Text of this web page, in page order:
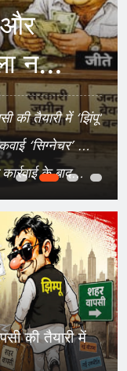
की
की तैयारी में ‘झिंपू’
मिला नया ‘मुर्गा’
के बाद
की तैयारी में